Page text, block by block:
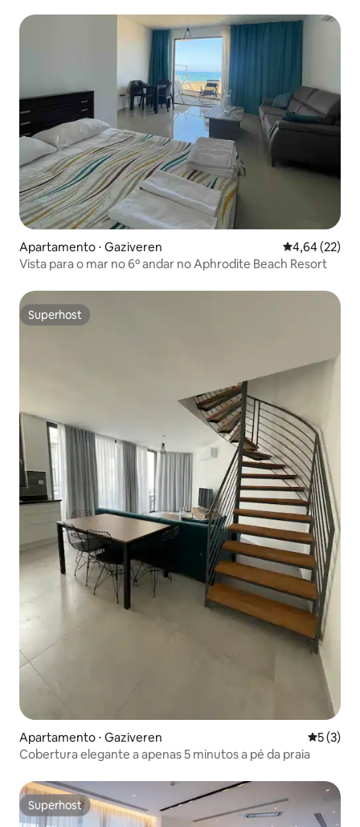
Apartamento ⋅ Gaziveren 4,64 de uma
4,64 (22)
Vista para o mar no 6º andar no Aphrodite Beach Resort
Superhost
Superhost
Apartamento ⋅ Gaziveren 5 de
5 (3)
Cobertura elegante a apenas 5 minutos a pé da praia
Superhost
Superhost